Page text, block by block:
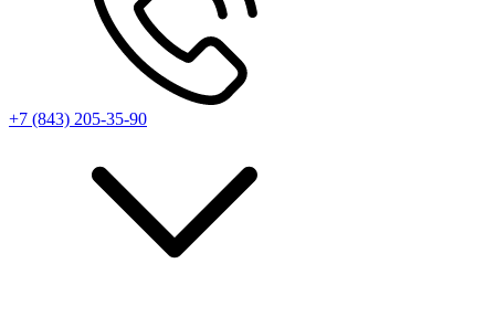
+7 (843) 205-35-90